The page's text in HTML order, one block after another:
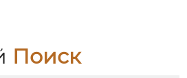
Поиск